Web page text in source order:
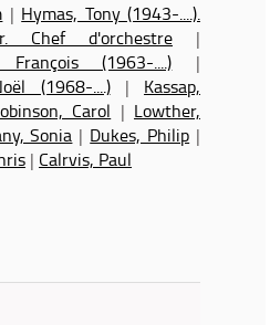
| Hymas, Tony (1943-....).
Chef d'orchestre |
François (1963-....) |
(1968-....)| Kassap,
Carol | Lowther,
Sonia | Dukes, Philip |
| Calrvis, Paul